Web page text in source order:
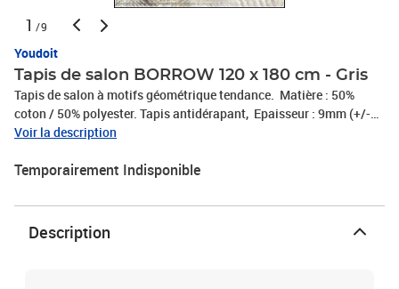
1 /9
Youdoit
Tapis de salon BORROW 120 x 180 cm - Gris
Tapis de salon à motifs géométrique tendance. Matière : 50%
coton / 50% polyester. Tapis antidérapant, Epaisseur : 9mm (+/-
7%), Poids : 1500 g/ m² (+/- 7%). Tapis traité antiacarien et
Voir la description
Temporairement Indisponible
Description